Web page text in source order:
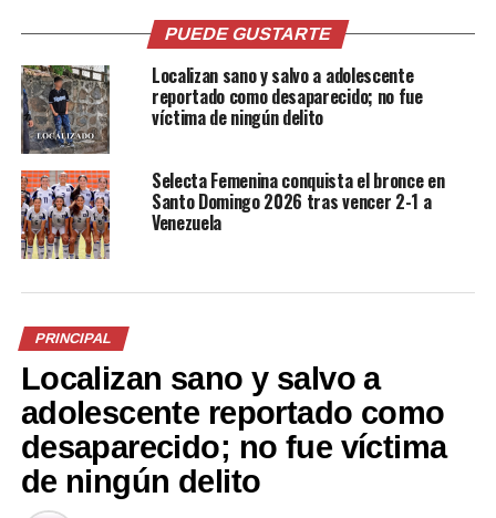
00:00
Comparte esto:
Facebook X
Me gusta esto:
PUEDE GUSTARTE
Localizan sano y salvo a adolescente
reportado como desaparecido; no fue
víctima de ningún delito
Selecta Femenina conquista el bronce en
Santo Domingo 2026 tras vencer 2-1 a
Venezuela
PRINCIPAL
Localizan sano y salvo a
adolescente reportado como
desaparecido; no fue víctima
de ningún delito